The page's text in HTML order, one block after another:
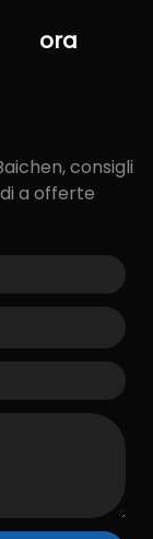
ora
consigli
a offerte